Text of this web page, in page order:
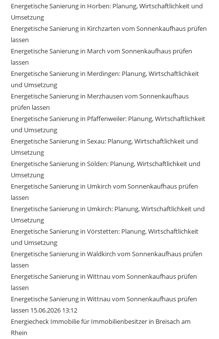
Energetische Sanierung in Horben: Planung, Wirtschaftlichkeit und
Umsetzung
Energetische Sanierung in Kirchzarten vom Sonnenkaufhaus prüfen
lassen
Energetische Sanierung in March vom Sonnenkaufhaus prüfen
lassen
Energetische Sanierung in Merdingen: Planung, Wirtschaftlichkeit
und Umsetzung
Energetische Sanierung in Merzhausen vom Sonnenkaufhaus
prüfen lassen
Energetische Sanierung in Pfaffenweiler: Planung, Wirtschaftlichkeit
und Umsetzung
Energetische Sanierung in Sexau: Planung, Wirtschaftlichkeit und
Umsetzung
Energetische Sanierung in Sölden: Planung, Wirtschaftlichkeit und
Umsetzung
Energetische Sanierung in Umkirch vom Sonnenkaufhaus prüfen
lassen
Energetische Sanierung in Umkirch: Planung, Wirtschaftlichkeit und
Umsetzung
Energetische Sanierung in Vörstetten: Planung, Wirtschaftlichkeit
und Umsetzung
Energetische Sanierung in Waldkirch vom Sonnenkaufhaus prüfen
lassen
Energetische Sanierung in Wittnau vom Sonnenkaufhaus prüfen
lassen
Energetische Sanierung in Wittnau vom Sonnenkaufhaus prüfen
lassen 15.06.2026 13:12
Energiecheck Immobilie für Immobilienbesitzer in Breisach am
Rhein